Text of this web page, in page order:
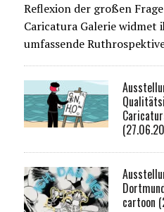
Reflexion der großen
Caricatura Galerie widmet
umfassende
cartoon